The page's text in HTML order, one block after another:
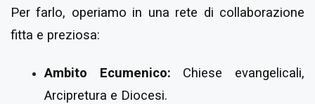
Per farlo, operiamo in una rete di collaborazione
fitta e preziosa:
Ambito Ecumenico: Chiese evangelicali,
Arcipretura e Diocesi.